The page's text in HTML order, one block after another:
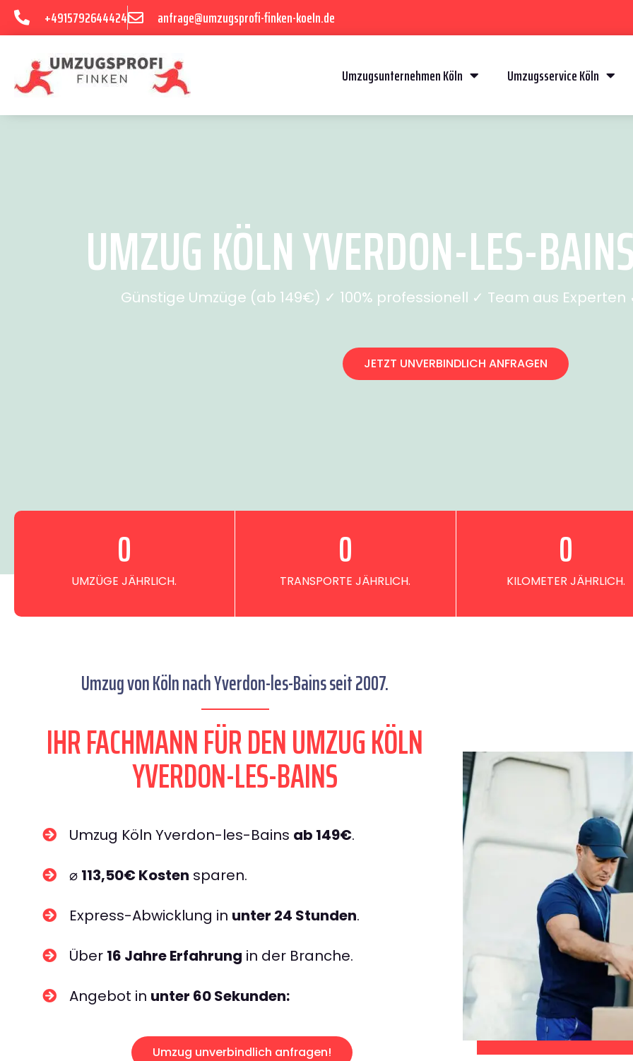
+4915792644424 anfrage@umzugsprofi-finken-koeln.de
Umzugsunternehmen Köln Umzugsservice Köln
UMZUG KÖLN YVERDON-LES-
Günstige Umzüge (ab 149€) ✓ 100% professionell ✓ Team aus
JETZT UNVERBINDLICH ANFRAGEN
UMZÜGE JÄHRLICH.
0
TRANSPORTE JÄHRLICH.
0
KILOMETER JÄHRLICH.
0
Umzug von Köln nach Yverdon-les-Bains seit 2007.
IHR FACHMANN FÜR DEN UMZUG KÖLN
YVERDON-LES-BAINS
Umzug Köln Yverdon-les-Bains ab 149€.
⌀ 113,50€ Kosten sparen.
Express-Abwicklung in unter 24 Stunden.
Über 16 Jahre Erfahrung in der Branche.
Angebot in unter 60 Sekunden:
Umzug unverbindlich anfragen!